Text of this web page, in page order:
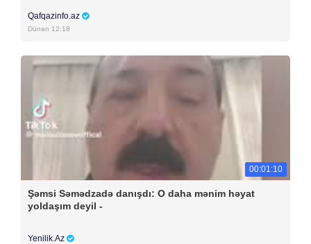
Qafqazinfo.az
Dünən 12:18
00:01:10
Şəmsi Səmədzadə danışdı: O daha mənim həyat
yoldaşım deyil -
Yenilik.Az